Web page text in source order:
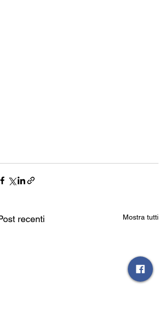
recenti Mostra tutti